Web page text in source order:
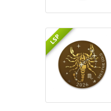
LSP